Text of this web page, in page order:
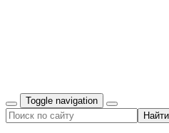
Toggle navigation